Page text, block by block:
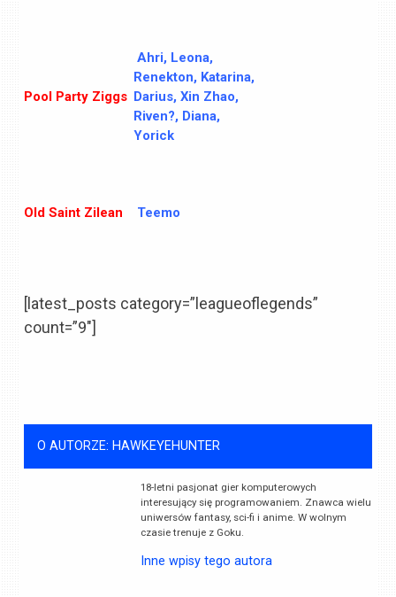
Pool Party Ziggs
Ahri, Leona,
Renekton, Katarina,
Darius, Xin Zhao,
Riven?, Diana,
Yorick
Old Saint Zilean Teemo
[latest_posts category=”leagueoflegends”
count=”9″]
O AUTORZE: HAWKEYEHUNTER
18-letni pasjonat gier komputerowych
interesujący się programowaniem. Znawca wielu
uniwersów fantasy, sci-fi i anime. W wolnym
czasie trenuje z Goku.
Inne wpisy tego autora